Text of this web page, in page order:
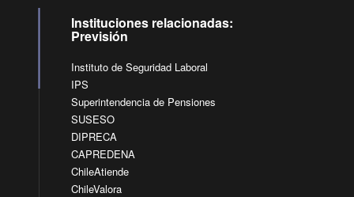
Instituciones relacionadas:
Previsión
Instituto de Seguridad Laboral
IPS
Superintendencia de Pensiones
SUSESO
DIPRECA
CAPREDENA
ChileAtiende
ChileValora